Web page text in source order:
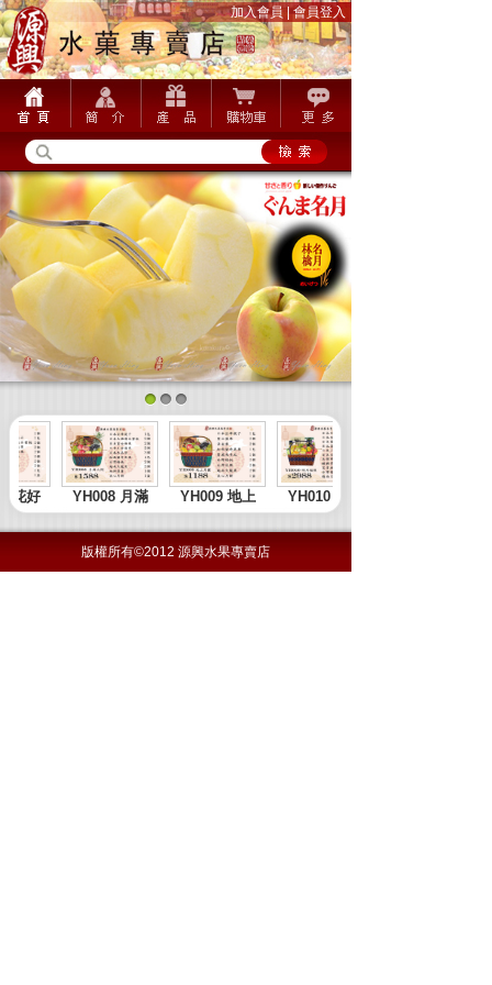
加入會員|會員登入
1 2 3
版權所有©2012 源興水果專賣店